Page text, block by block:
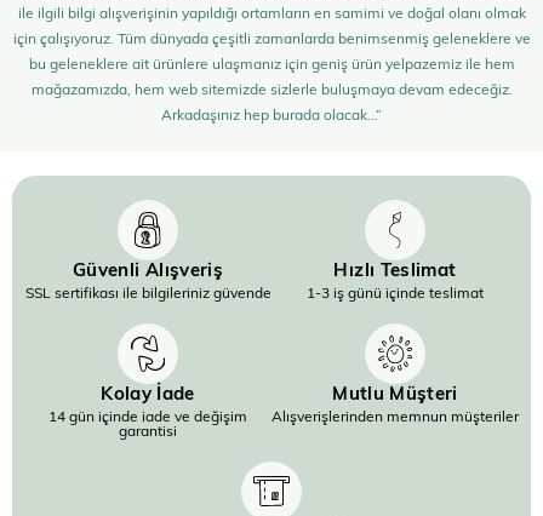
ile ilgili bilgi alışverişinin yapıldığı ortamların en samimi ve doğal olanı olmak
için çalışıyoruz. Tüm dünyada çeşitli zamanlarda benimsenmiş geleneklere ve
bu geleneklere ait ürünlere ulaşmanız için geniş ürün yelpazemiz ile hem
mağazamızda, hem web sitemizde sizlerle buluşmaya devam edeceğiz.
Arkadaşınız hep burada olacak…”
Güvenli Alışveriş
SSL sertifikası ile bilgileriniz güvende
Hızlı Teslimat
1-3 iş günü içinde teslimat
Kolay İade
14 gün içinde iade ve değişim
garantisi
Mutlu Müşteri
Alışverişlerinden memnun müşteriler